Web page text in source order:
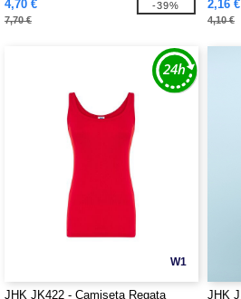
4,70 €
7,70 €
-39% 2,16 €
4,10 €
W1
JHK JK422 - Camiseta Regata
JHK